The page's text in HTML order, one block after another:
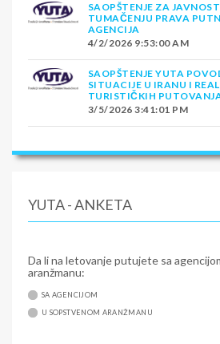
SAOPŠTENJE ZA
TUMAČENJU PRAVA
AGENCIJA
4/2/2026 9:53:00 AM
SAOPŠTENJE YUTA
SITUACIJE U IRANU I
TURISTIČKIH
3/5/2026 3:41:01 PM
YUTA - ANKETA
Da li na letovanje putujete sa
aranžmanu:
SA AGENCIJOM
U SOPSTVENOM ARANŽMANU